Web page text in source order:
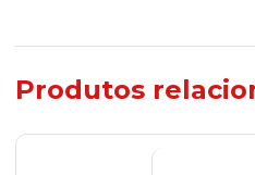
Produtos